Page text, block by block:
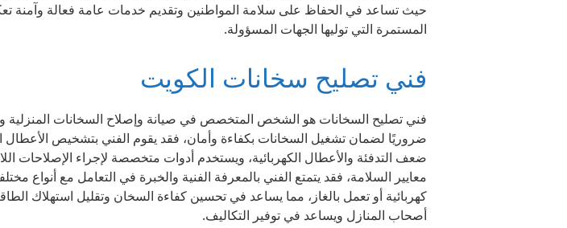
حيث تساعد في الحفاظ على سلامة المواطنين وتقديم خدمات عامة فعالة وآمنة
المستمرة التي توليها الجهات المسؤولة.
فني تصليح سخانات الكويت
فني تصليح السخانات هو الشخص المتخصص في صيانة وإصلاح السخانات المنزلية
ضروريًا لضمان تشغيل السخانات بكفاءة وأمان، فقد يقوم الفني بتشخيص الأعطال
ضعف التدفئة والأعطال الكهربائية، ويستخدم أدوات متخصصة لإجراء الإصلاحات
معايير السلامة، فقد يتمتع الفني بالمعرفة الفنية والخبرة في التعامل مع أنواع
كهربائية أو تعمل بالغاز، مما يساعد في تحسين كفاءة السخان وتقليل استهلاك
أصحاب المنازل ويساعد في توفير التكاليف.